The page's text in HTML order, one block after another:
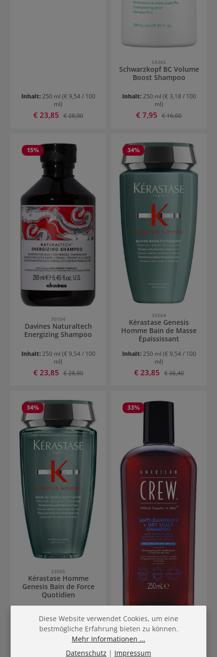
Inhalt:250 ml (€ 9,54 / 100
ml)
Verkaufspreis:
€ 23,85 Regulärer Preis:
€ 28,00
54365
Schwarzkopf BC Volume
Boost Shampoo
Inhalt:250 ml (€ 3,18 / 100
ml)
Verkaufspreis:
€ 7,95 Regulärer Preis:
€ 16,60
15%
70104
Davines Naturaltech
Energizing Shampoo
Inhalt:250 ml (€ 9,54 / 100
ml)
Verkaufspreis:
€ 23,85 Regulärer Preis:
€ 28,00
34%
33564
Kérastase Genesis
Homme Bain de Masse
Épaississant
Inhalt:250 ml (€ 9,54 / 100
ml)
Verkaufspreis:
€ 23,85 Regulärer Preis:
€ 36,40
34%
33565
Kérastase Homme
Genesis Bain de Force
Quotidien
33%
85016
American Crew Scalp
Care Set - American
Dry Scalp Shampoo
Diese Website verwendet Cookies, um eine
bestmögliche Erfahrung bieten zu können.
Mehr Informationen ...
Datenschutz | Impressum